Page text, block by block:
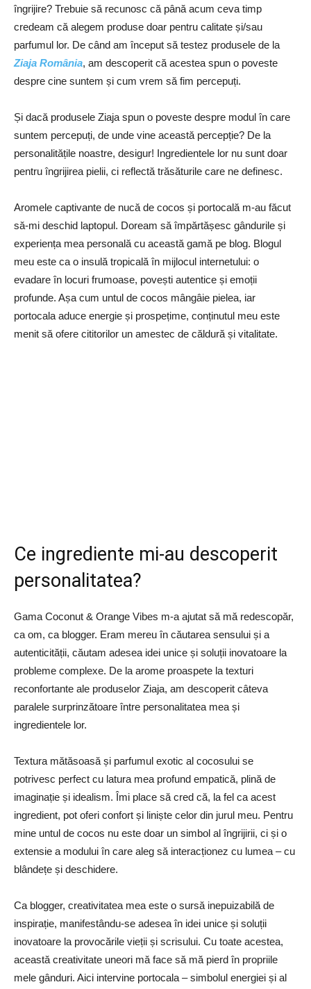
îngrijire? Trebuie să recunosc că până acum ceva timp
credeam că alegem produse doar pentru calitate și/sau
parfumul lor. De când am început să testez produsele de la
Ziaja România, am descoperit că acestea spun o poveste
despre cine suntem și cum vrem să fim percepuți.
Și dacă produsele Ziaja spun o poveste despre modul în care
suntem percepuți, de unde vine această percepție? De la
personalitățile noastre, desigur! Ingredientele lor nu sunt doar
pentru îngrijirea pielii, ci reflectă trăsăturile care ne definesc.
Aromele captivante de nucă de cocos și portocală m-au făcut
să-mi deschid laptopul. Doream să împărtășesc gândurile și
experiența mea personală cu această gamă pe blog. Blogul
meu este ca o insulă tropicală în mijlocul internetului: o
evadare în locuri frumoase, povești autentice și emoții
profunde. Așa cum untul de cocos mângâie pielea, iar
portocala aduce energie și prospețime, conținutul meu este
menit să ofere cititorilor un amestec de căldură și vitalitate.
Ce ingrediente mi-au descoperit
personalitatea?
Gama Coconut & Orange Vibes m-a ajutat să mă redescopăr,
ca om, ca blogger. Eram mereu în căutarea sensului și a
autenticității, căutam adesea idei unice și soluții inovatoare la
probleme complexe. De la arome proaspete la texturi
reconfortante ale produselor Ziaja, am descoperit câteva
paralele surprinzătoare între personalitatea mea și
ingredientele lor.
Textura mătăsoasă și parfumul exotic al cocosului se
potrivesc perfect cu latura mea profund empatică, plină de
imaginație și idealism. Îmi place să cred că, la fel ca acest
ingredient, pot oferi confort și liniște celor din jurul meu. Pentru
mine untul de cocos nu este doar un simbol al îngrijirii, ci și o
extensie a modului în care aleg să interacționez cu lumea – cu
blândețe și deschidere.
Ca blogger, creativitatea mea este o sursă inepuizabilă de
inspirație, manifestându-se adesea în idei unice și soluții
inovatoare la provocările vieții și scrisului. Cu toate acestea,
această creativitate uneori mă face să mă pierd în propriile
mele gânduri. Aici intervine portocala – simbolul energiei și al